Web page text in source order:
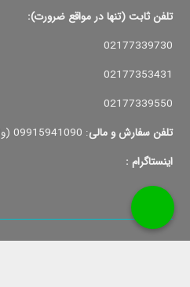
02177353431
02177339550
تلفن سفارش و مالی
اینستاگرام :
تمامی حقوق وبسایت برای کارا لنز